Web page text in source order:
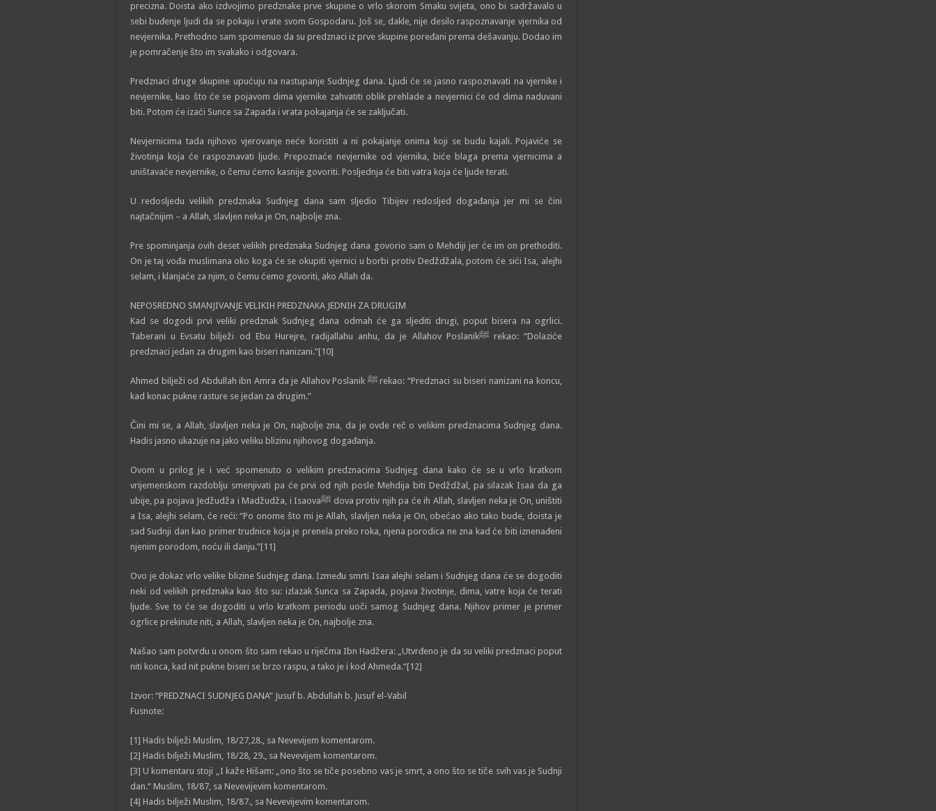
precizna. Doista ako izdvojimo predznake prve skupine o vrlo skorom Smaku svijeta, ono bi sadržavalo u
sebi buđenje ljudi da se pokaju i vrate svom Gospodaru. Još se, dakle, nije desilo raspoznavanje vjernika od
nevjernika. Prethodno sam spomenuo da su predznaci iz prve skupine poređani prema dešavanju. Dodao im
je pomračenje što im svakako i odgovara.
Predznaci druge skupine upućuju na nastupanje Sudnjeg dana. Ljudi će se jasno raspoznavati na vjernike i
nevjernike, kao što će se pojavom dima vjernike zahvatiti oblik prehlade a nevjernici će od dima naduvani
biti. Potom će izaći Sunce sa Zapada i vrata pokajanja će se zaključati.
Nevjernicima tada njihovo vjerovanje neće koristiti a ni pokajanje onima koji se budu kajali. Pojaviće se
životinja koja će raspoznavati ljude. Prepoznaće nevjernike od vjernika, biće blaga prema vjernicima a
uništavaće nevjernike, o čemu ćemo kasnije govoriti. Posljednja će biti vatra koja će ljude terati.
U redosljedu velikih predznaka Sudnjeg dana sam sljedio Tibijev redosljed događanja jer mi se čini
najtačnijim – a Allah, slavljen neka je On, najbolje zna.
Pre spominjanja ovih deset velikih predznaka Sudnjeg dana govorio sam o Mehdiji jer će im on prethoditi.
On je taj vođa muslimana oko koga će se okupiti vjernici u borbi protiv Dedždžala, potom će sići Isa, alejhi
selam, i klanjaće za njim, o čemu ćemo govoriti, ako Allah da.
NEPOSREDNO SMANJIVANJE VELIKIH PREDZNAKA JEDNIH ZA DRUGIM
Kad se dogodi prvi veliki predznak Sudnjeg dana odmah će ga sljediti drugi, poput bisera na ogrlici.
Taberani u Evsatu bilježi od Ebu Hurejre, radijallahu anhu, da je Allahov Poslanikﷺ rekao: “Dolaziće
predznaci jedan za drugim kao biseri nanizani.”[10]
Ahmed bilježi od Abdullah ibn Amra da je Allahov Poslanik ﷺ rekao: “Predznaci su biseri nanizani na koncu,
kad konac pukne rasture se jedan za drugim.”
Čini mi se, a Allah, slavljen neka je On, najbolje zna, da je ovde reč o velikim predznacima Sudnjeg dana.
Hadis jasno ukazuje na jako veliku blizinu njihovog događanja.
Ovom u prilog je i već spomenuto o velikim predznacima Sudnjeg dana kako će se u vrlo kratkom
vrijemenskom razdoblju smenjivati pa će prvi od njih posle Mehdija biti Dedždžal, pa silazak Isaa da ga
ubije, pa pojava Jedžudža i Madžudža, i Isaovaﷺ dova protiv njih pa će ih Allah, slavljen neka je On, uništiti
a Isa, alejhi selam, će reći: “Po onome što mi je Allah, slavljen neka je On, obećao ako tako bude, doista je
sad Sudnji dan kao primer trudnice koja je prenela preko roka, njena porodica ne zna kad će biti iznenađeni
njenim porodom, noću ili danju.”[11]
Ovo je dokaz vrlo velike blizine Sudnjeg dana. Između smrti Isaa alejhi selam i Sudnjeg dana će se dogoditi
neki od velikih predznaka kao što su: izlazak Sunca sa Zapada, pojava životinje, dima, vatre koja će terati
ljude. Sve to će se dogoditi u vrlo kratkom periodu uoči samog Sudnjeg dana. Njihov primer je primer
ogrlice prekinute niti, a Allah, slavljen neka je On, najbolje zna.
Našao sam potvrdu u onom što sam rekao u riječma Ibn Hadžera: „Utvrđeno je da su veliki predznaci poput
niti konca, kad nit pukne biseri se brzo raspu, a tako je i kod Ahmeda.“[12]
Izvor: “PREDZNACI SUDNJEG DANA” Jusuf b. Abdullah b. Jusuf el-Vabil
Fusnote:
[1] Hadis bilježi Muslim, 18/27,28., sa Nevevijem komentarom.
[2] Hadis bilježi Muslim, 18/28, 29., sa Nevevijem komentarom.
[3] U komentaru stoji „I kaže Hišam: „ono što se tiče posebno vas je smrt, a ono što se tiče svih vas je Sudnji
dan.“ Muslim, 18/87, sa Nevevijevim komentarom.
[4] Hadis bilježi Muslim, 18/87., sa Nevevijevim komentarom.